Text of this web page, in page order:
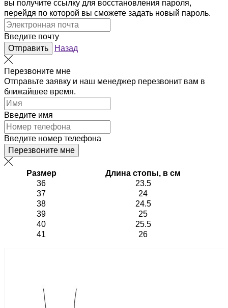
вы получите ссылку для восстановления пароля,
перейдя по которой вы сможете задать новый пароль.
Введите почту
Отправить
Назад
Перезвоните мне
Отправьте заявку и наш менеджер перезвонит вам в
ближайшее время.
Введите имя
Введите номер телефона
Перезвоните мне
Размер
Длина стопы, в см
36
23.5
37
24
38
24.5
39
25
40
25.5
41
26